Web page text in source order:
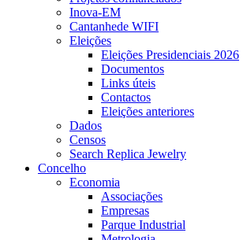
Inova-EM
Cantanhede WIFI
Eleições
Eleições Presidenciais 2026
Documentos
Links úteis
Contactos
Eleições anteriores
Dados
Censos
Search Replica Jewelry
Concelho
Economia
Associações
Empresas
Parque Industrial